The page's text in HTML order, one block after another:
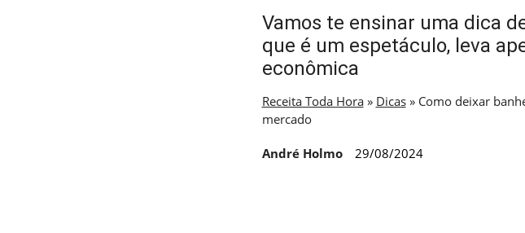
Vamos te ensinar uma dica
que é um espetáculo, leva
econômica
Receita Toda Hora» Dicas» Como deixar
mercado
André Holmo 29/08/2024